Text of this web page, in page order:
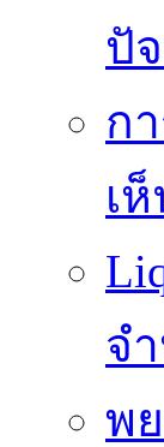
ปั
ก
เ
จ
พ